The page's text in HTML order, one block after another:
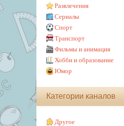
Развлечения
Сериалы
Спорт
Транспорт
Фильмы и анимация
Хобби и образование
Юмор
Категории каналов
Другое